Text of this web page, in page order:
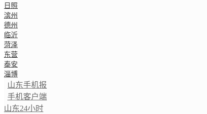
日照
滨州
德州
临沂
菏泽
东营
泰安
淄博
山东手机报
手机客户端
山东24小时